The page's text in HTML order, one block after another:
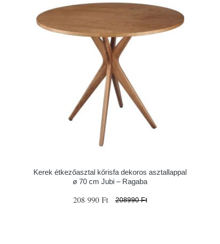
Kerek étkezőasztal kőrisfa dekoros asztallappal
ø 70 cm Jubi – Ragaba
208 990 Ft 208990 Ft